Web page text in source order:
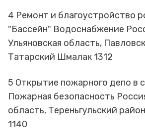
4 Ремонт и благоустройство
"Бассейн" Водоснабжение
Ульяновская область,
Татарский Шмалак 1312
5 Открытие пожарного депо в
Пожарная безопасность
область, Тереньгульский
1140